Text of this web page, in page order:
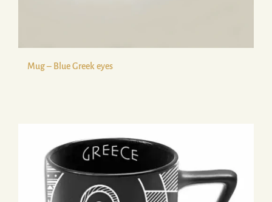
Mug – Blue Greek eyes